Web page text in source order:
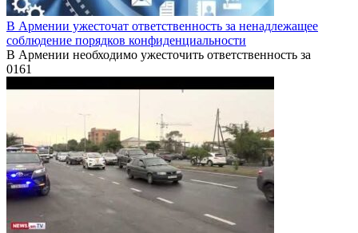
В Армении ужесточат ответственность за ненадлежащее
соблюдение порядков конфиденциальности
В Армении необходимо ужесточить ответственность за
0161